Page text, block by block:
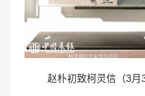
赵朴初致柯灵信（3月